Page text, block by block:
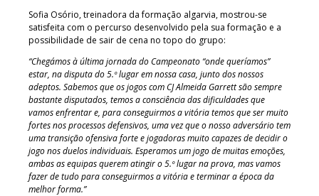
Sofia Osório, treinadora da formação algarvia, mostrou-se
satisfeita com o percurso desenvolvido pela sua formação e a
possibilidade de sair de cena no topo do grupo:
“Chegámos à última jornada do Campeonato “onde queríamos”
estar, na disputa do 5.º lugar em nossa casa, junto dos nossos
adeptos. Sabemos que os jogos com CJ Almeida Garrett são sempre
bastante disputados, temos a consciência das dificuldades que
vamos enfrentar e, para conseguirmos a vitória temos que ser muito
fortes nos processos defensivos, uma vez que o nosso adversário tem
uma transição ofensiva forte e jogadoras muito capazes de decidir o
jogo nos duelos individuais. Esperamos um jogo de muitas emoções,
ambas as equipas querem atingir o 5.º lugar na prova, mas vamos
fazer de tudo para conseguirmos a vitória e terminar a época da
melhor forma.”